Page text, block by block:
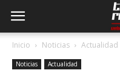
Inicio Noticias Actualidad
Noticias Actualidad